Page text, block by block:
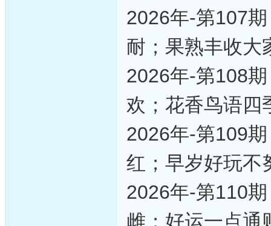
2026年-第107
耐；果熟丰收大
2026年-第108
欢；花香鸟语四
2026年-第109
红；早岁好玩不
2026年-第110
雌；好运一点通